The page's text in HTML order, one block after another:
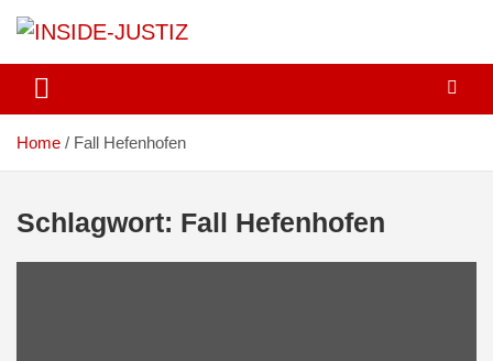
INSIDE-JUSTIZ
Home Fall Hefenhofen
Schlagwort: Fall Hefenhofen